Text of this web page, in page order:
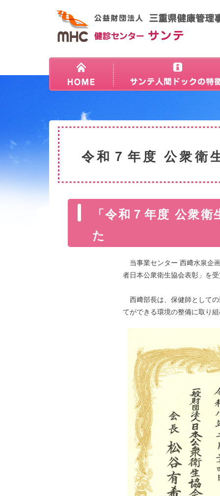
令和７年度 公衆衛
「令和７年度 公衆
た
当事業センター 西﨑水泉企
者日本公衆衛生協会表彰」を
西﨑部長は、保健師として
てができる環境の整備に取り